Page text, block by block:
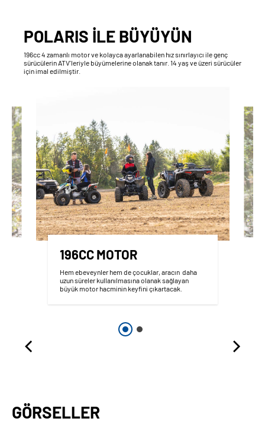
POLARIS İLE BÜYÜYÜN
196cc 4 zamanlı motor ve kolayca ayarlanabilen hız sınırlayıcı ile genç
sürücülerin ATV'leriyle büyümelerine olanak tanır. 14 yaş ve üzeri sürücüler
için imal edilmiştir.
196CC MOTOR
Hem ebeveynler hem de çocuklar, aracın daha
uzun süreler kullanılmasına olanak sağlayan
büyük motor hacminin keyfini çıkartacak.
GÖRSELLER